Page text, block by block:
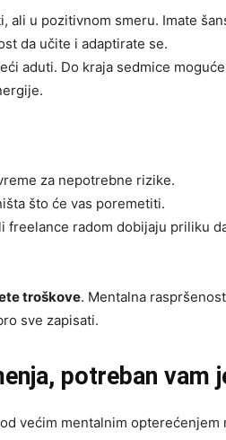
ali u pozitivnom smeru. Imate
da učite i adaptirate se.
aduti. Do kraja sedmice
za nepotrebne rizike.
što će vas poremetiti.
freelance radom dobijaju priliku
troškove. Mentalna
sve zapisati.
potreban vam
većim mentalnim opterećenjem